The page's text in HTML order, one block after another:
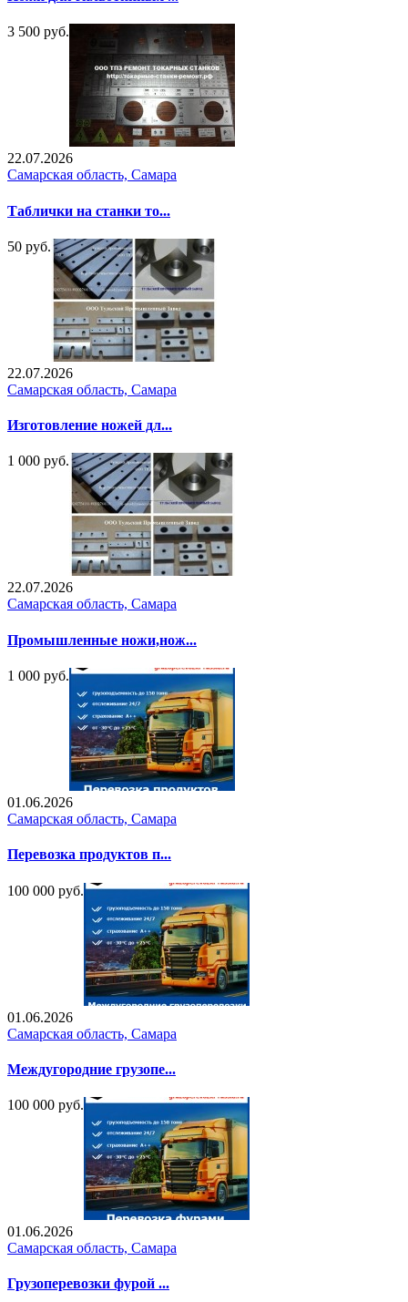
3 500 руб.
22.07.2026
Самарская область, Самара
Таблички на станки то...
50 руб.
22.07.2026
Самарская область, Самара
Изготовление ножей дл...
1 000 руб.
22.07.2026
Самарская область, Самара
Промышленные ножи,нож...
1 000 руб.
01.06.2026
Самарская область, Самара
Перевозка продуктов п...
100 000 руб.
01.06.2026
Самарская область, Самара
Междугородние грузопе...
100 000 руб.
01.06.2026
Самарская область, Самара
Грузоперевозки фурой ...